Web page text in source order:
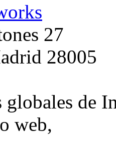
27
28005
globales de
web,